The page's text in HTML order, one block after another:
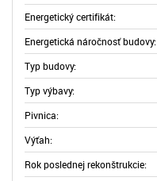
Energetický certifikát:
Energetická náročnosť budovy:
Typ budovy:
Typ výbavy:
Pivnica:
Výťah:
Rok poslednej rekonštrukcie: